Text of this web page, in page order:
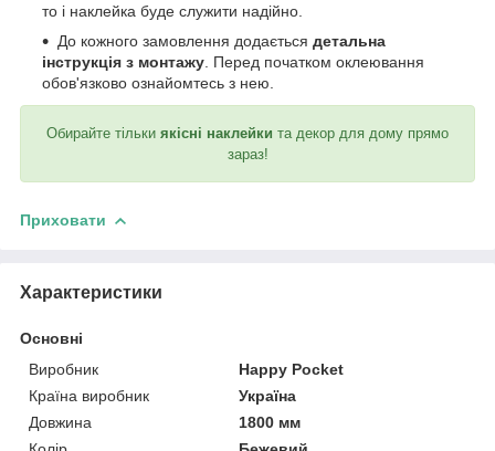
то і наклейка буде служити надійно.
До кожного замовлення додається детальна
інструкція з монтажу . Перед початком оклеювання
обов'язково ознайомтесь з нею.
Обирайте тільки якісні наклейки та декор для дому прямо
зараз!
Приховати
Характеристики
Основні
Виробник
Happy Pocket
Країна виробник
Україна
Довжина
1800 мм